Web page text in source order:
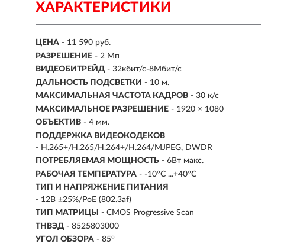
ХАРАКТЕРИСТИКИ
ЦЕНА - 11 590 руб.
РАЗРЕШЕНИЕ - 2 Мп
ВИДЕОБИТРЕЙД - 32кбит/с-8Мбит/с
ДАЛЬНОСТЬ ПОДСВЕТКИ - 10 м.
МАКСИМАЛЬНАЯ ЧАСТОТА КАДРОВ - 30 к/с
МАКСИМАЛЬНОЕ РАЗРЕШЕНИЕ - 1920 × 1080
ОБЪЕКТИВ - 4 мм.
ПОДДЕРЖКА ВИДЕОКОДЕКОВ
- H.265+/H.265/H.264+/H.264/MJPEG, DWDR
ПОТРЕБЛЯЕМАЯ МОЩНОСТЬ - 6Вт макс.
РАБОЧАЯ ТЕМПЕРАТУРА - -10°C ...+40°C
ТИП И НАПРЯЖЕНИЕ ПИТАНИЯ
- 12В ±25%/PoE (802.3af)
ТИП МАТРИЦЫ
- CMOS Progressive Scan
ТНВЭД - 8525803000
УГОЛ ОБЗОРА - 85°